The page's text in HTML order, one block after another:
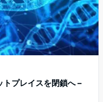
プレイスを閉鎖へ –